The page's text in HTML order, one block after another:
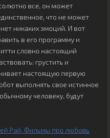
все, он может
что не может
никаких эмоций. И вот
в его программу и
словно настоящий
грустить и
настоящую первую
выполнять свое истинное
человеку, будут
Рай Фильмы про любовь